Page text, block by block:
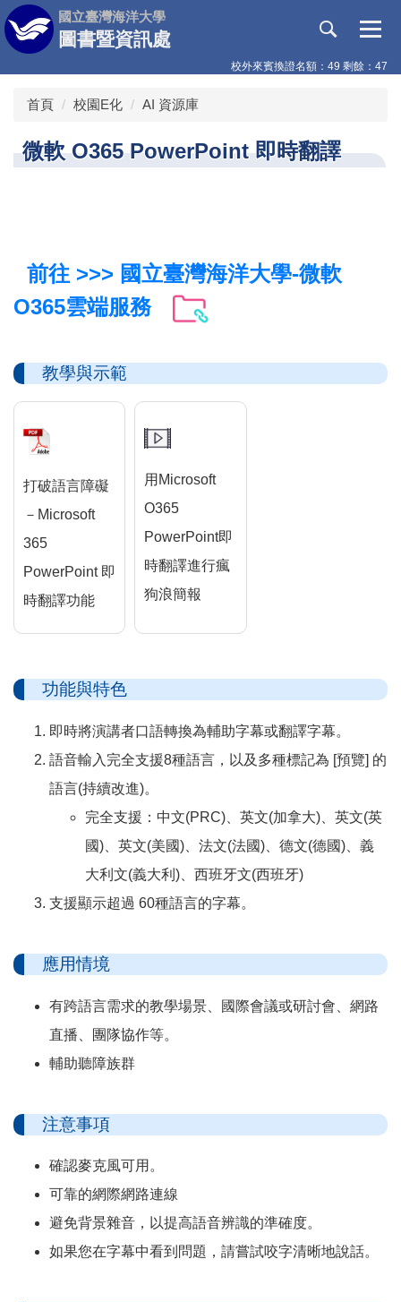
跳
到
主
要
國立臺灣海洋大學
圖書暨資訊處
校外來賓換證名額：49 剩餘：47
首頁 校園E化 AI 資源庫
微軟 O365 PowerPoint 即時翻譯
前往 >>> 國立臺灣海洋大學-微軟
O365雲端服務
教學與示範
打破語言障礙
－Microsoft
365
PowerPoint 即
時翻譯功能
用Microsoft
O365
PowerPoint即
時翻譯進行瘋
狗浪簡報
功能與特色
即時將演講者口語轉換為輔助字幕或翻譯字幕。
語音輸入完全支援8種語言，以及多種標記為 [預覽] 的
語言(持續改進)。
完全支援：中文(PRC)、英文(加拿大)、英文(英
國)、英文(美國)、法文(法國)、德文(德國)、義
大利文(義大利)、西班牙文(西班牙)
支援顯示超過 60種語言的字幕。
應用情境
有跨語言需求的教學場景、國際會議或研討會、網路
直播、團隊協作等。
輔助聽障族群
注意事項
確認麥克風可用。
可靠的網際網路連線
避免背景雜音，以提高語音辨識的準確度。
如果您在字幕中看到問題，請嘗試咬字清晰地說話。